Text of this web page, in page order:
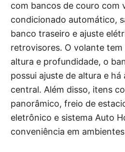
com bancos de couro com
condicionado automático,
banco traseiro e ajuste
retrovisores. O volante tem
altura e profundidade, o
possui ajuste de altura e
central. Além disso, itens
panorâmico, freio de
eletrônico e sistema Auto
conveniência em